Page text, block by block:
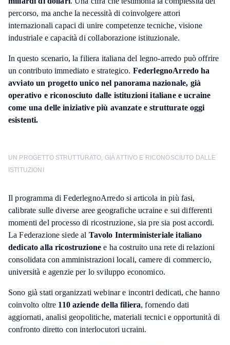
percorso, ma anche la necessità di coinvolgere attori
internazionali capaci di unire competenze tecniche, visione
industriale e capacità di collaborazione istituzionale.
In questo scenario, la filiera italiana del legno-arredo può offrire
un contributo immediato e strategico. FederlegnoArredo ha
avviato un progetto unico nel panorama nazionale, già
operativo e riconosciuto dalle istituzioni italiane e ucraine
come una delle iniziative più avanzate e strutturate oggi
esistenti.
UN PROGETTO STRUTTURATO, GIÀ ATTIVO E RICONOSCIUTO DALLE
ISTITUZIONI
Il programma di FederlegnoArredo si articola in più fasi,
calibrate sulle diverse aree geografiche ucraine e sui differenti
momenti del processo di ricostruzione, sia pre sia post accordi.
La Federazione siede al Tavolo Interministeriale italiano
dedicato alla ricostruzione e ha costruito una rete di relazioni
consolidata con amministrazioni locali, camere di commercio,
università e agenzie per lo sviluppo economico.
Sono già stati organizzati webinar e incontri dedicati, che hanno
coinvolto oltre 110 aziende della filiera, fornendo dati
aggiornati, analisi geopolitiche, materiali tecnici e opportunità di
confronto diretto con interlocutori ucraini.